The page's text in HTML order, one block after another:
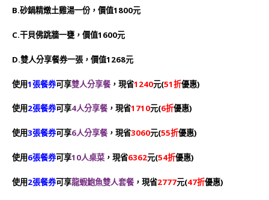
B.砂鍋精燉土雞湯一份，價值1800元
C.干貝佛跳牆一甕，價值1600元
D.雙人分享餐券一張，價值1268元
使用1張餐券可享雙人分享餐，現省1240元(51折優惠)
使用2張餐券可享4人分享餐，現省1710元(6折優惠)
使用3張餐券可享6人分享餐，現省3060元(55折優惠)
使用6張餐券可享10人桌菜 ，現省6362元(54折優惠)
使用2張餐券可享龍蝦鮑魚雙人套餐，現省2777元(47折優惠)